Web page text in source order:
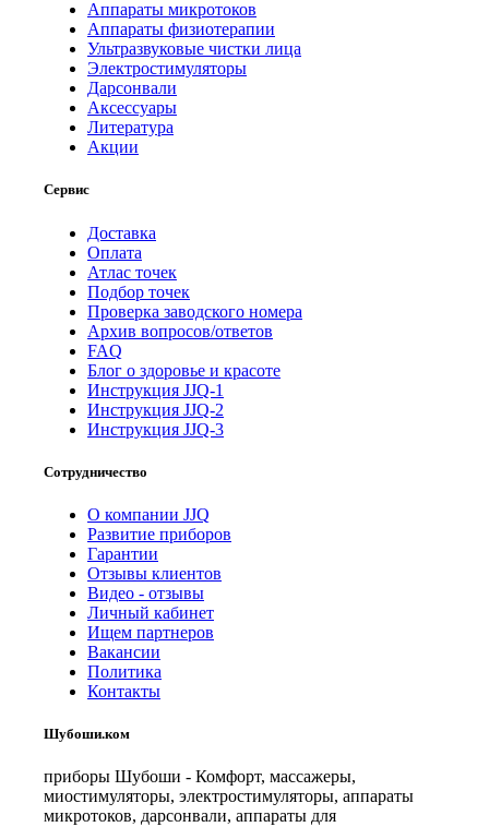
Аппараты микротоков
Аппараты физиотерапии
Ультразвуковые чистки лица
Электростимуляторы
Дарсонвали
Аксессуары
Литература
Акции
Сервис
Доставка
Оплата
Атлас точек
Подбор точек
Проверка заводского номера
Архив вопросов/ответов
FAQ
Блог о здоровье и красоте
Инструкция JJQ-1
Инструкция JJQ-2
Инструкция JJQ-3
Сотрудничество
О компании JJQ
Развитие приборов
Гарантии
Отзывы клиентов
Видео - отзывы
Личный кабинет
Ищем партнеров
Вакансии
Политика
Контакты
Шубоши.ком
приборы Шубоши - Комфорт, массажеры,
миостимуляторы, электростимуляторы, аппараты
микротоков, дарсонвали, аппараты для